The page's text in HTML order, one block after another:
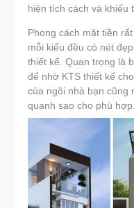
hiện tích cách và khiếu
Phong cách mặt tiền
mỗi kiểu đều có nét
thiết kế. Quan trọng là
để nhờ KTS thiết kế
của ngôi nhà bạn cũng
quanh sao cho phù hợp.